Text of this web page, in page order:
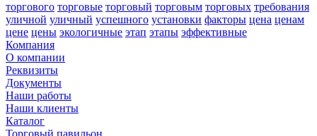
торгового торговые торговый торговым торговых требования
уличной уличный успешного установки факторы цена ценам
цене цены экологичные этап этапы эффективные
Компания
О компании
Реквизиты
Документы
Наши работы
Наши клиенты
Каталог
Торговый павильон